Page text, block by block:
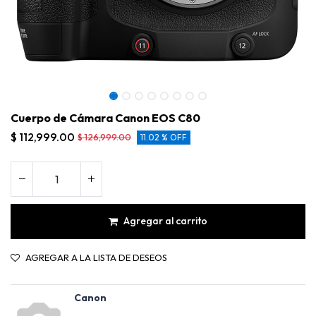
Cuerpo de Cámara Canon EOS C80
$ 112,999.00 $126,999.00 11.02 % OFF
Agregar al carrito
AGREGAR A LA LISTA DE DESEOS
Canon